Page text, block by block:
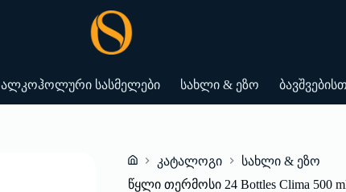
ალკოჰოლური სასმელები სახლი & ეზო
Home
კატალოგი
სახლი & ეზო
წყლი თერმოსი 24 Bottles Clima 500